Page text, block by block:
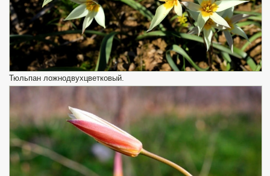
Тюльпан ложнодвухцветковый.